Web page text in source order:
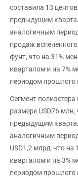
составила 13
предыдущим
аналогичным
продаж
фунт, что на 31%
кварталом и на 7%
периодом прошлого
Сегмент
размере USD76
предыдущим
аналогичным
USD1,2 млрд, что
кварталом и на 3%
периодом прошлого